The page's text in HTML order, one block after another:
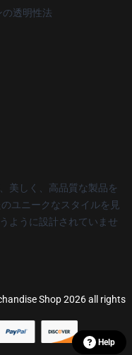
の透明性法
美しく、高品質な製品を
ユニークなスタイルを見
ように設計されていませ
Shop 2026 all rights
Help